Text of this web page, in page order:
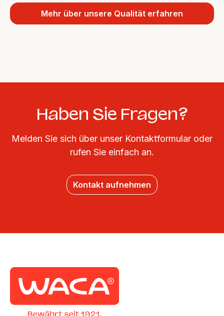
Mehr über unsere Qualität erfahren
Haben Sie Fragen?
Melden Sie sich über unser Kontaktformular oder
rufen Sie einfach an.
Kontakt aufnehmen